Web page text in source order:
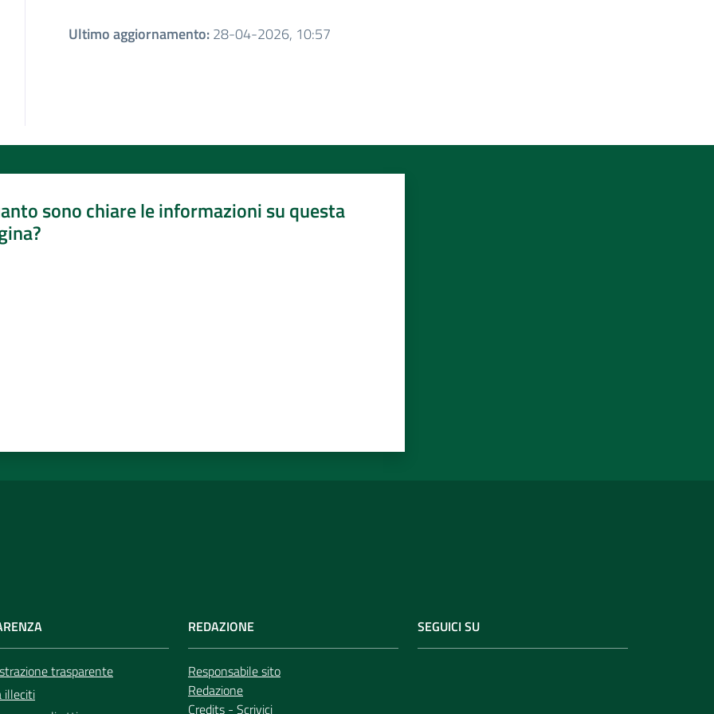
Ultimo aggiornamento:28-04-2026, 10:57
sono chiare le informazioni su questa
trasparente
illeciti
REDAZIONE
Responsabile sito
Redazione
Credits - Scrivici
SEGUICI SU